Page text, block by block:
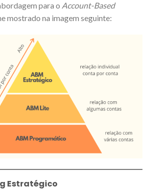
para o Account-Based
mostrado na imagem seguinte:
Estratégico